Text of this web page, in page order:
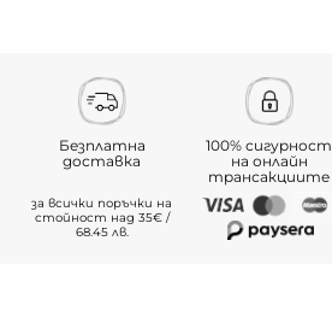
Безплатна
доставка
за всички поръчки на
стойност над 35€ /
68.45 лв.
100% сигурност
на онлайн
трансакциите